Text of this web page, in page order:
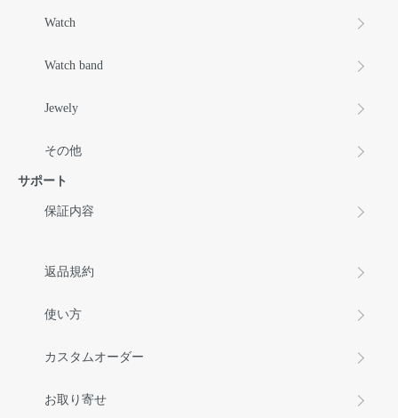
Watch
Watch band
Jewely
その他
サポート
保証内容
返品規約
使い方
カスタムオーダー
お取り寄せ